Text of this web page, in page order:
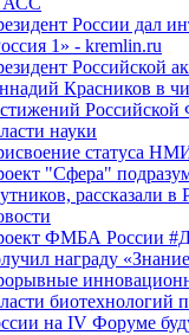
России дал
1» - kremlin.ru
Российской
Красников в
Российской
науки
статуса
"Сфера"
рассказали
ФМБА России
награду
биотехнологий
на IV Форуме